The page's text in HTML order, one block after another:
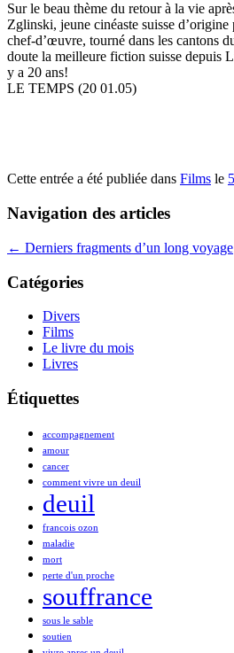
Sur le beau thème du retour à la vie
Zglinski, jeune cinéaste suisse
chef-d’œuvre, tourné dans les cantons
doute la meilleure fiction suisse depuis
y a 20 ans!
LE TEMPS (20 01.05)
Cette entrée a été publiée dans Films le
Navigation des articles
← Derniers fragments d’un long voyage
Catégories
Divers
Films
Le livre du mois
Livres
Étiquettes
accompagnement
amour
cancer
comment vivre un deuil
deuil
francois ozon
maladie
mort
perte d'un proche
souffrance
sous le sable
soutien